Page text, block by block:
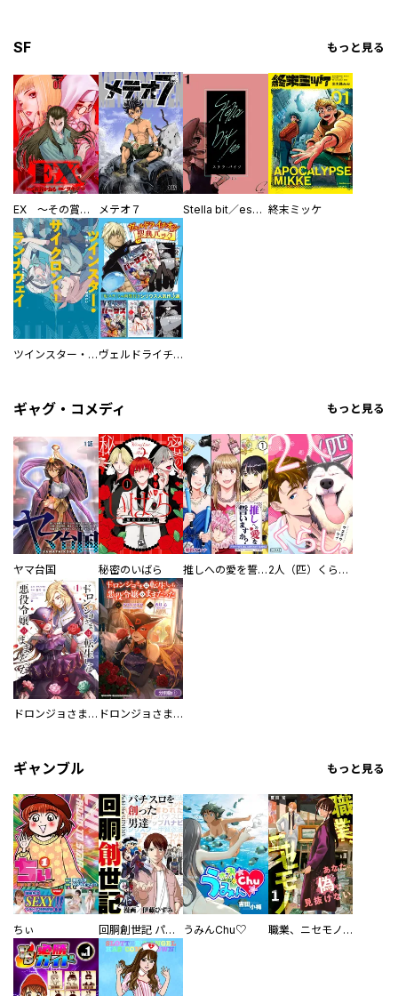
SF もっと見る
EX ～その賞金稼ぎは、世界の出口を探す～【単行本版】 メテオ７ Stella bit／es【単話版】 終末ミッケ
ツインスター・サイクロン・ランナウェイ ヴェルドライチオシ聖典パック 『転スラ』ミニ画集付き シリウス人気作３選
ギャグ・コメディ もっと見る
ヤマ台国 秘密のいばら 推しへの愛を誓いますか？～アラサー女子、推しは逃げぬが人生逃げる～ 2人（匹）くらし。
ドロンジョさまは転生しても悪役令嬢のままだった ドロンジョさまは転生しても悪役令嬢のままだった【分冊版】
ギャンブル もっと見る
ちぃ 回胴創世記 パチスロを創った男達 うみんChu♡ 職業、ニセモノ～あなたに偽は見抜けない【電子単行本版】